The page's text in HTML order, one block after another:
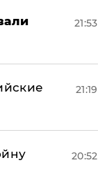
21:53
21:19
20:52